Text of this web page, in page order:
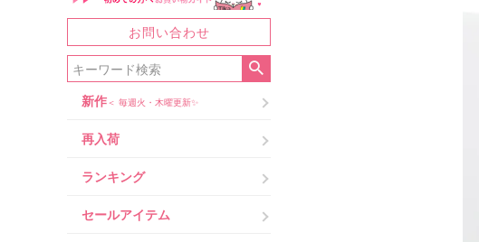
お問い合わせ
新作＜ 毎週火・木曜更新✨
再入荷
ランキング
セールアイテム